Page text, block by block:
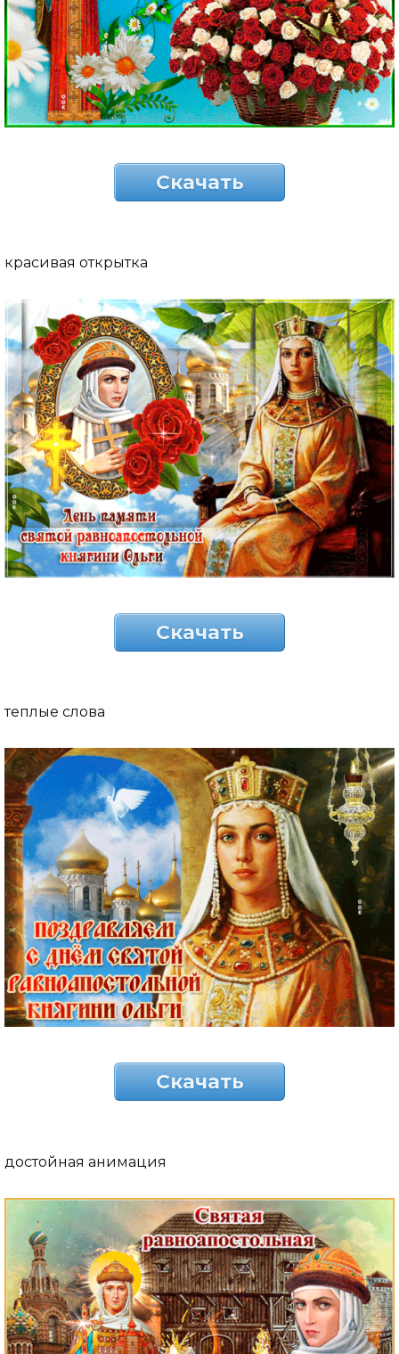
Скачать
красивая открытка
Скачать
теплые слова
Скачать
достойная анимация